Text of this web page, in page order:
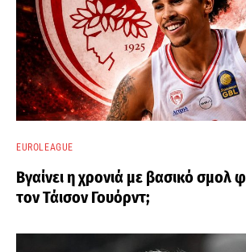
EUROLEAGUE
Βγαίνει η χρονιά με βασικό σμολ
τον Τάισον Γουόρντ;